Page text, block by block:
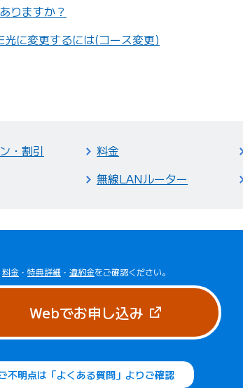
りますか？
に変更するには(コース変更)
・割引 料金
無線LANルーター
料金 ・ 特典詳細 ・ 違約金をご確認ください。
Webでお申し込み（新しいタブで
不明点は「よくある質問」よりご確認